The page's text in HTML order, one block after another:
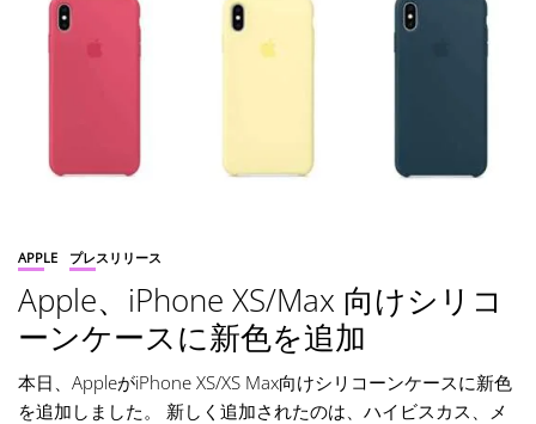
APPLE プレスリリース
Apple、iPhone XS/Max 向けシリコ
ーンケースに新色を追加
本日、AppleがiPhone XS/XS Max向けシリコーンケースに新色
を追加しました。 新しく追加されたのは、ハイビスカス、メ